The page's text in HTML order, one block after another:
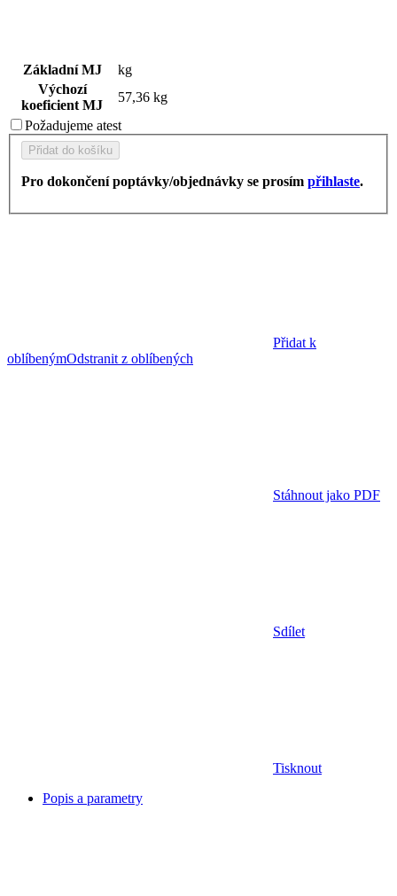
Základní MJ
kg
Výchozí
koeficient MJ
57,36 kg
Požadujeme atest
Přidat do košíku
Pro dokončení poptávky/objednávky se prosím přihlaste.
Přidat k
oblíbenýmOdstranit z oblíbených
Stáhnout jako PDF
Sdílet
Tisknout
Popis a parametry